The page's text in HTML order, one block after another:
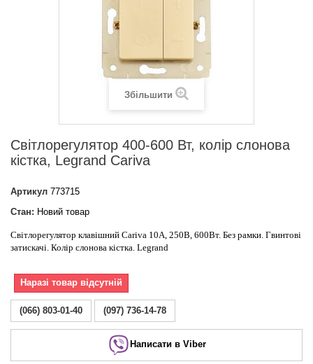
Збільшити
Світлорегулятор 400-600 Вт, колір слонова
кістка, Legrand Cariva
Артикул 773715
Стан: Новий товар
Світлорегулятор клавішний Cariva 10А, 250В, 600Вт. Без рамки. Гвинтові
затискачі. Колір слонова кістка. Legrand
Наразі товар відсутній
(066) 803-01-40 (097) 736-14-78
Написати в Viber